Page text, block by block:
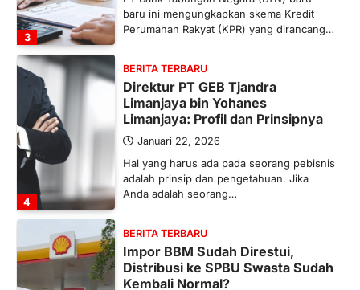
3
baru ini mengungkapkan skema Kredit
Perumahan Rakyat (KPR) yang dirancang…
4
BERITA TERBARU
Direktur PT GEB Tjandra
Limanjaya bin Yohanes
Limanjaya: Profil dan Prinsipnya
Januari 22, 2026
Hal yang harus ada pada seorang pebisnis
adalah prinsip dan pengetahuan. Jika
Anda adalah seorang…
BERITA TERBARU
Impor BBM Sudah Direstui,
Distribusi ke SPBU Swasta Sudah
Kembali Normal?